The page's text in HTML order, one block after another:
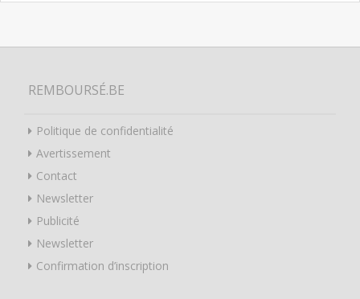
REMBOURSÉ.BE
Politique de confidentialité
Avertissement
Contact
Newsletter
Publicité
Newsletter
Confirmation d’inscription